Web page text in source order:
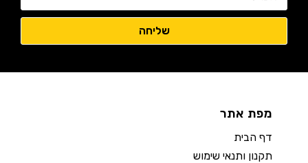
מפת אתר
דף הבית
תקנון ותנאי שימוש